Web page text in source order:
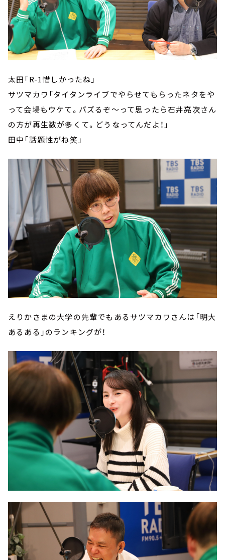
太田「R-1惜しかったね」
サツマカワ「タイタンライブでやらせてもらったネタをや
って会場もウケて。バズるぞ～って思ったら石井亮次さん
の方が再生数が多くて。どうなってんだよ！」
田中「話題性がね笑」
えりかさまの大学の先輩でもあるサツマカワさんは「明大
あるある」のランキングが！